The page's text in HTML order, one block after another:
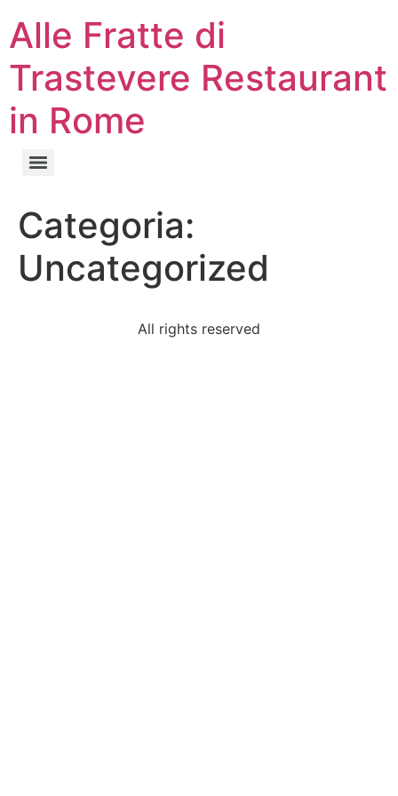
Alle Fratte di
Trastevere Restaurant
in Rome
Categoria:
Uncategorized
All rights reserved